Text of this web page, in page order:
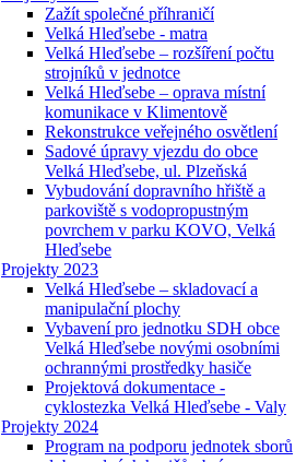
Zažít společné příhraničí
Velká Hleďsebe - matra
Velká Hleďsebe – rozšíření počtu
strojníků v jednotce
Velká Hleďsebe – oprava místní
komunikace v Klimentově
Rekonstrukce veřejného osvětlení
Sadové úpravy vjezdu do obce
Velká Hleďsebe, ul. Plzeňská
Vybudování dopravního hřiště a
parkoviště s vodopropustným
povrchem v parku KOVO, Velká
Hleďsebe
Projekty 2023
Velká Hleďsebe – skladovací a
manipulační plochy
Vybavení pro jednotku SDH obce
Velká Hleďsebe novými osobními
ochrannými prostředky hasiče
Projektová dokumentace -
cyklostezka Velká Hleďsebe - Valy
Projekty 2024
Program na podporu jednotek sborů